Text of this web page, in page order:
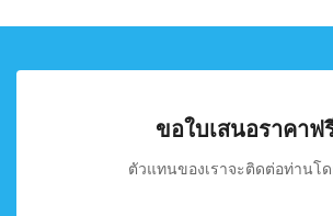
ขอใบเสนอราคาฟ
ตัวแทนของเราจะติดต่อท่านโด